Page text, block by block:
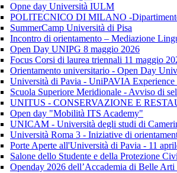
Opne day Università IULM
POLITECNICO DI MILANO -
SummerCamp Università di Pisa
Incontro di orientamento – Mediazione
Open Day UNIPG 8 maggio 2026
Focus Corsi di laurea triennali 11 maggio
Orientamento universitario - Open Day
Università di Pavia - UniPAVIA Experience
Scuola Superiore Meridionale - Avviso di
UNITUS - CONSERVAZIONE E
Open day "Mobilità ITS Academy"
UNICAM - Università degli studi di
Università Roma 3 - Iniziative di
Porte Aperte all'Università di Pavia - 11
Salone dello Studente e della Protezione
Openday 2026 dell’Accademia di Belle Arti